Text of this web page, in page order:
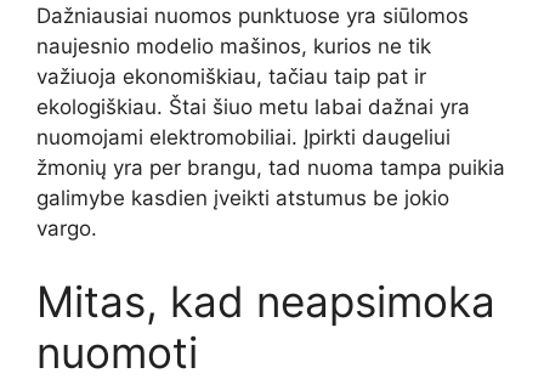
Dažniausiai nuomos punktuose yra siūlomos
naujesnio modelio mašinos, kurios ne tik
važiuoja ekonomiškiau, tačiau taip pat ir
ekologiškiau. Štai šiuo metu labai dažnai yra
nuomojami elektromobiliai. Įpirkti daugeliui
žmonių yra per brangu, tad nuoma tampa puikia
galimybe kasdien įveikti atstumus be jokio
vargo.
Mitas, kad neapsimoka
nuomoti